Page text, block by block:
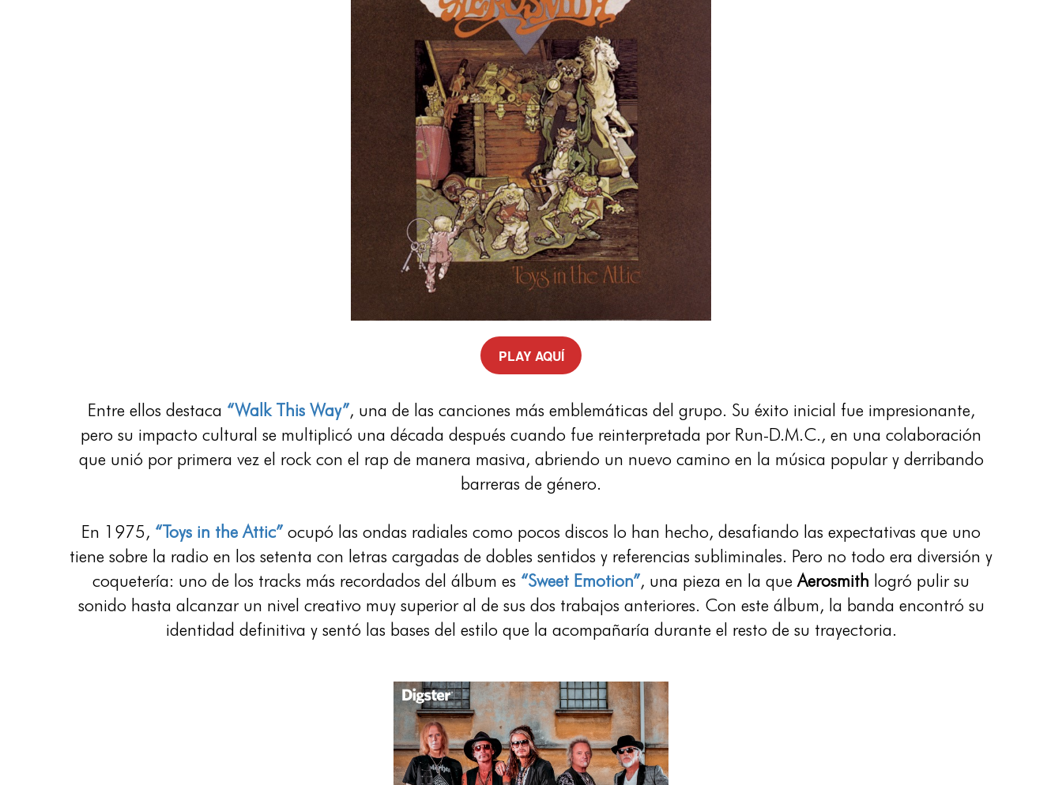
PLAY AQUÍ
Entre ellos destaca “Walk This Way”, una de las canciones más emblemáticas del grupo. Su éxito inicial fue impresionante,
pero su impacto cultural se multiplicó una década después cuando fue reinterpretada por Run-D.M.C., en una colaboración
que unió por primera vez el rock con el rap de manera masiva, abriendo un nuevo camino en la música popular y derribando
barreras de género.
En 1975, “Toys in the Attic” ocupó las ondas radiales como pocos discos lo han hecho, desafiando las expectativas que uno
tiene sobre la radio en los setenta con letras cargadas de dobles sentidos y referencias subliminales. Pero no todo era diversión y
coquetería: uno de los tracks más recordados del álbum es “Sweet Emotion”, una pieza en la que Aerosmith logró pulir su
sonido hasta alcanzar un nivel creativo muy superior al de sus dos trabajos anteriores. Con este álbum, la banda encontró su
identidad definitiva y sentó las bases del estilo que la acompañaría durante el resto de su trayectoria.